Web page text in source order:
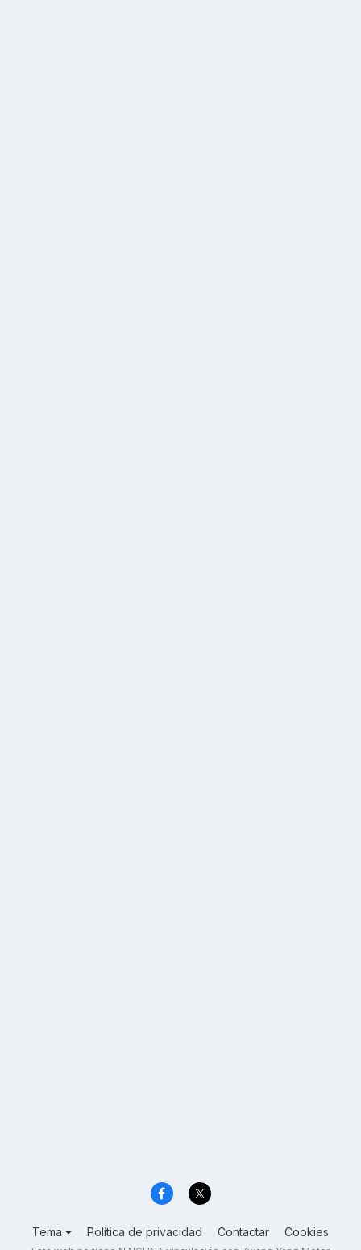
Tema Política de privacidad Contactar Cookies